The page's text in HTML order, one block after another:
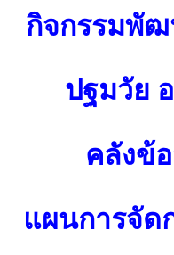
กิจกรรมพัฒ
ปฐมวัย
คลังข้
แผนการจัด